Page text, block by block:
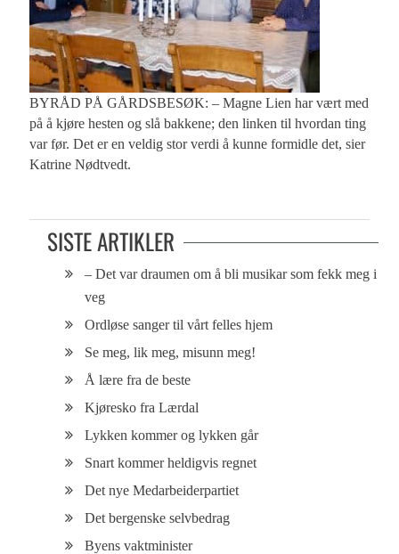
BYRÅD PÅ GÅRDSBESØK: – Magne Lien har vært med
på å kjøre hesten og slå bakkene; den linken til hvordan ting
var før. Det er en veldig stor verdi å kunne formidle det, sier
Katrine Nødtvedt.
SISTE ARTIKLER
– Det var draumen om å bli musikar som fekk meg i
veg
Ordløse sanger til vårt felles hjem
Se meg, lik meg, misunn meg!
Å lære fra de beste
Kjøresko fra Lærdal
Lykken kommer og lykken går
Snart kommer heldigvis regnet
Det nye Medarbeiderpartiet
Det bergenske selvbedrag
Byens vaktminister